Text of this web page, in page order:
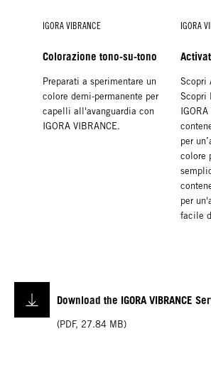
IGORA VIBRANCE
Colorazione tono-su-tono
Preparati a sperimentare un
colore demi-permanente per
capelli all'avanguardia con
IGORA VIBRANCE.
IGORA
Scopri
Scopri
per
colore
per
facile
Le formule di IGORA ROYAL
ciocca, il 100% di copertura,
IGORA
Download the IGORA VIBRANCE
(PDF, 27.84 MB)